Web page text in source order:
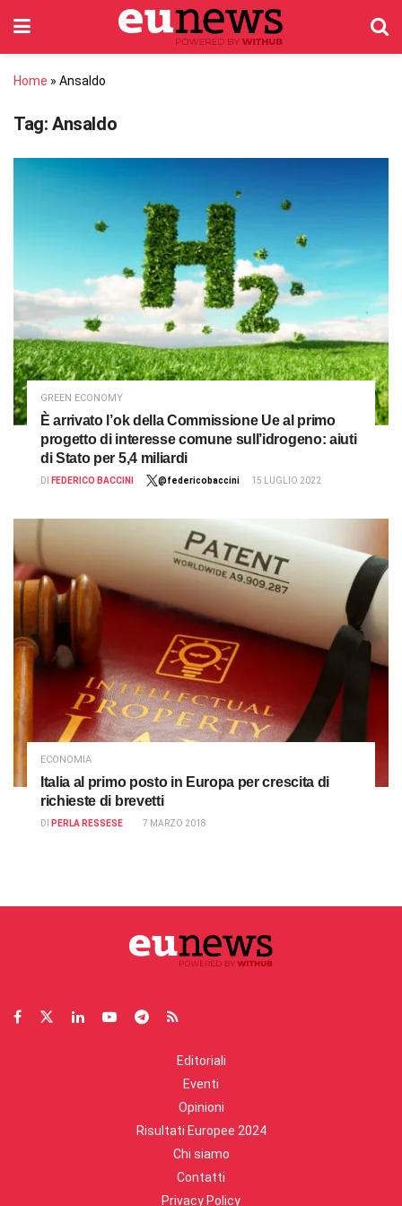
Home » Ansaldo
Tag: Ansaldo
GREEN ECONOMY
È arrivato l’ok della Commissione Ue al primo
progetto di interesse comune sull’idrogeno: aiuti
di Stato per 5,4 miliardi
DI FEDERICO BACCINI @federicobaccini 15 LUGLIO 2022
ECONOMIA
Italia al primo posto in Europa per crescita di
richieste di brevetti
DI PERLA RESSESE 7 MARZO 2018
Editoriali
Eventi
Opinioni
Risultati Europee 2024
Chi siamo
Contatti
Privacy Policy